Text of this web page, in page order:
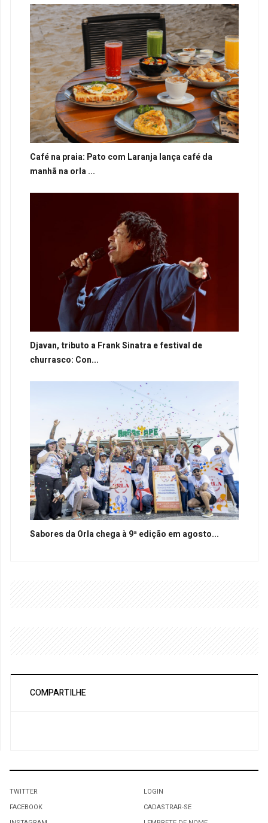
Café na praia: Pato com Laranja lança café da
manhã na orla ...
Djavan, tributo a Frank Sinatra e festival de
churrasco: Con...
Sabores da Orla chega à 9ª edição em agosto...
COMPARTILHE
TWITTER
FACEBOOK
LOGIN
CADASTRAR-SE